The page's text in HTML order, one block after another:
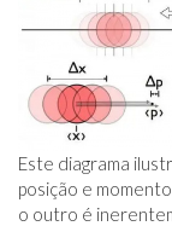
Este diagrama
posição e
o outro é